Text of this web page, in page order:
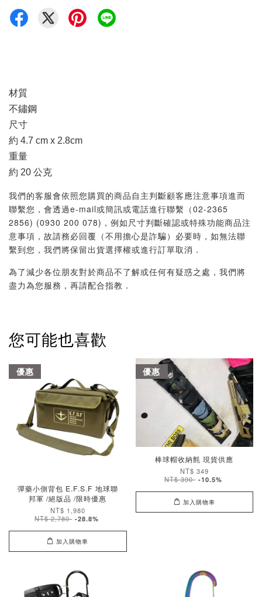
材質
不鏽鋼
尺寸
約 4.7 cm x 2.8cm
重量
約 20 公克
我們的客服會依照您購買的商品自主判斷顧客應注意事項進而
聯繫您，會透過e-mail或簡訊或電話進行聯繫（02-2365
2856) (0930 200 078)，例如尺寸判斷確認或特殊功能商品注
意事項，故請務必回覆（不用擔心是詐騙）必要時，如無法聯
繫到您，我們將保留出貨選擇權或進行訂單取消．
為了減少各位朋友對於商品不了解或任何有疑惑之處，我們將
盡力為您服務，再請配合指教．
您可能也喜歡
優惠
彈藥小側背包 E.F.S.F 地球聯
邦軍 /絕版品 /限時優惠
NT$ 1,980
NT$ 2,780 -28.8%
加入購物車
優惠
棒球帽收納氈 現貨供應
NT$ 349
NT$ 390 -10.5%
加入購物車